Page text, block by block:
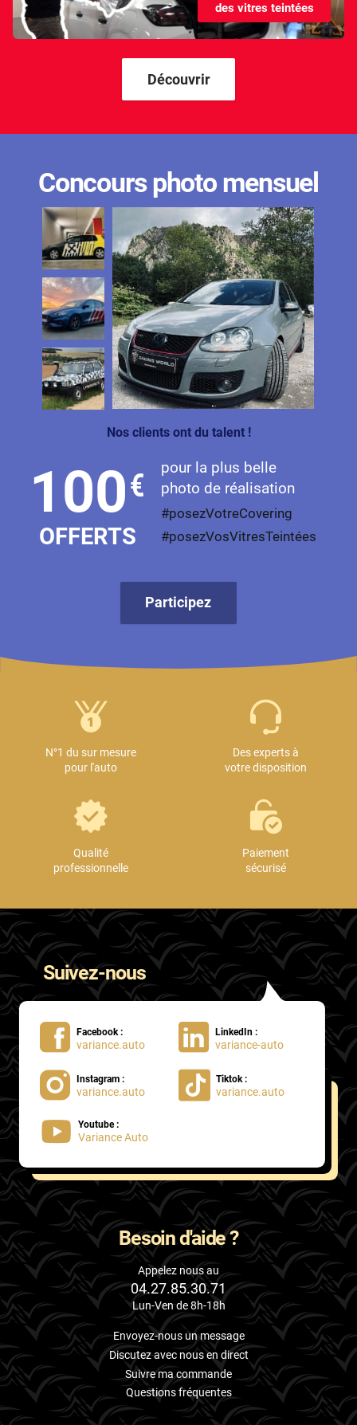
Kandi
Karma
Lada
Land Rover
Ldv
Lexus
Ligier
Lincoln
Livan
Maserati
Maybach
Mazda
MG
Mitsubishi
Oldsmobile
Ora
Peugeot
Plymouth
Pontiac
Porsche
Proton
Renault
Rolls
Rover
Saab
Santana
Saturn
Scania
Scion
Seat
des vitres teintées
Découvrir
Concours photo mensuel
Nos clients ont du talent !
100€
OFFERTS
pour la plus belle
photo de réalisation
#posezVotreCovering
#posezVosVitresTeintées
Participez
N°1 du sur mesure
pour l'auto
Des experts à
votre disposition
Qualité
professionnelle
Paiement
sécurisé
Suivez-nous
Facebook :
variance.auto
LinkedIn :
variance-auto
Instagram :
variance.auto
Tiktok :
variance.auto
Youtube :
Variance Auto
Besoin d'aide ?
Appelez nous au
04.27.85.30.71
Lun-Ven de 8h-18h
Envoyez-nous un message
Discutez avec nous en direct
Suivre ma commande
Questions fréquentes